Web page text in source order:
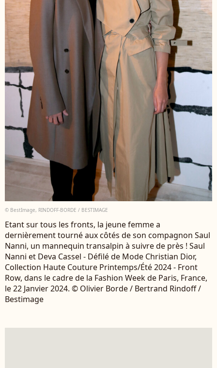
© BestImage, RINDOFF-BORDE / BESTIMAGE
Etant sur tous les fronts, la jeune femme a
dernièrement tourné aux côtés de son compagnon Saul
Nanni, un mannequin transalpin à suivre de près ! Saul
Nanni et Deva Cassel - Défilé de Mode Christian Dior,
Collection Haute Couture Printemps/Été 2024 - Front
Row, dans le cadre de la Fashion Week de Paris, France,
le 22 Janvier 2024. © Olivier Borde / Bertrand Rindoff /
Bestimage